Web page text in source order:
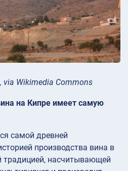
, via Wikimedia Commons
на Кипре имеет самую
самой древней
производства вина в
традицией, насчитывающей